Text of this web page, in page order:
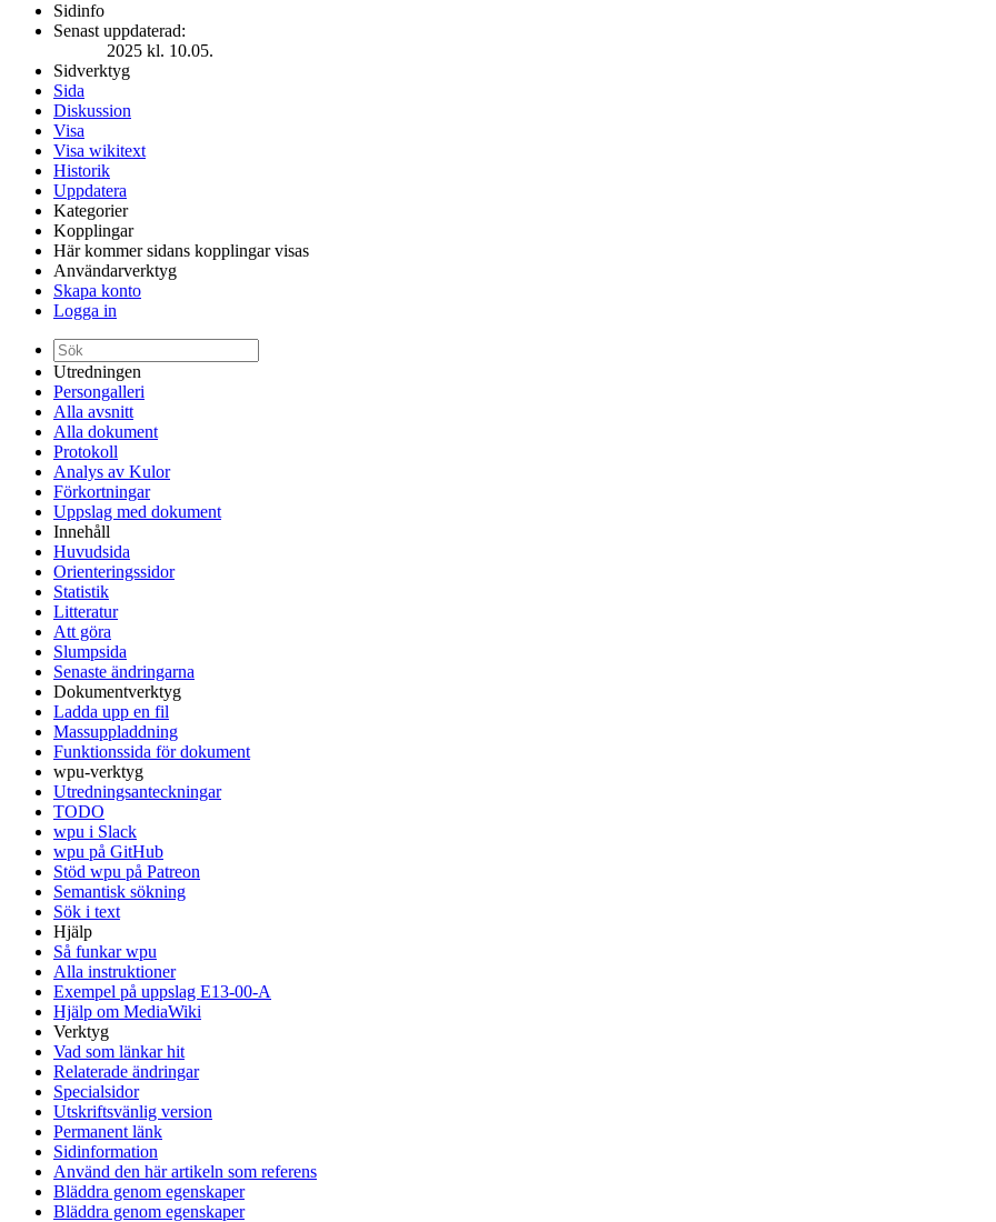
Sidinfo
Senast uppdaterad:
2025 kl. 10.05.
Sidverktyg
Sida
Diskussion
Visa
Visa wikitext
Historik
Uppdatera
Kategorier
Kopplingar
Här kommer sidans kopplingar visas
Användarverktyg
Skapa konto
Logga in
Utredningen
Persongalleri
Alla avsnitt
Alla dokument
Protokoll
Analys av Kulor
Förkortningar
Uppslag med dokument
Innehåll
Huvudsida
Orienteringssidor
Statistik
Litteratur
Att göra
Slumpsida
Senaste ändringarna
Dokumentverktyg
Ladda upp en fil
Massuppladdning
Funktionssida för dokument
wpu-verktyg
Utredningsanteckningar
TODO
wpu i Slack
wpu på GitHub
Stöd wpu på Patreon
Semantisk sökning
Sök i text
Hjälp
Så funkar wpu
Alla instruktioner
Exempel på uppslag E13-00-A
Hjälp om MediaWiki
Verktyg
Vad som länkar hit
Relaterade ändringar
Specialsidor
Utskriftsvänlig version
Permanent länk
Sidinformation
Använd den här artikeln som referens
Bläddra genom egenskaper
Bläddra genom egenskaper